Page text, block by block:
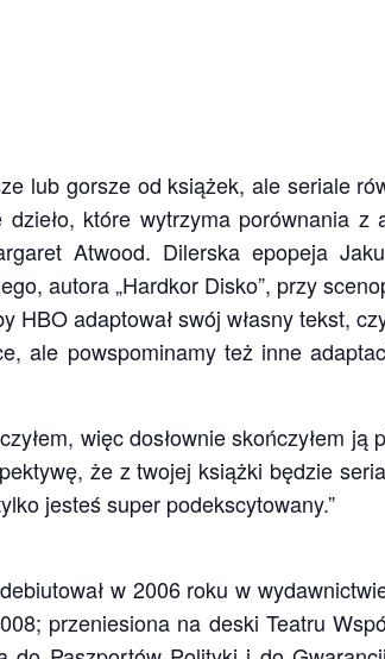
lub gorsze od książek, ale seriale
które wytrzyma porównania z
Atwood. Dilerska epopeja
autora „Hardkor Disko”, przy
adaptował swój własny tekst,
ale powspominamy też inne
więc dosłownie skończyłem
że z twojej książki będzie
jesteś super podekscytowany.”
w 2006 roku w
przeniesiona na deski Teatru